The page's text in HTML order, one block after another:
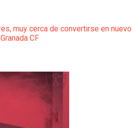
muy cerca de convertirse en nuevo
CF